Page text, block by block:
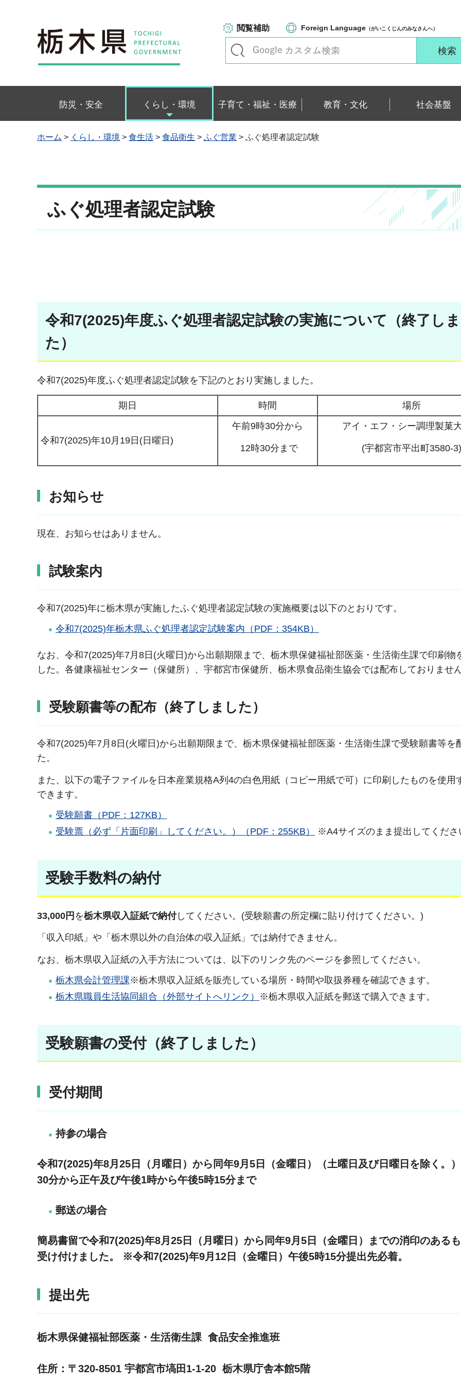
栃木県
閲覧補助 Foreign Language （がいこくじんのみなさんへ）
防災・安全 くらし・環境 子育て・福祉・医療 教育・文化 社会基盤
ホーム > くらし・環境 > 食生活 > 食品衛生 > ふぐ営業 > ふぐ処理者認定試験
ふぐ処理者認定試験
令和7(2025)年度ふぐ処理者認定試験の実施について（終了し
た）
令和7(2025)年度ふぐ処理者認定試験を下記のとおり実施しました。
期日 時間 場所
令和7(2025)年10月19日(日曜日)
午前9時30分から
12時30分まで
アイ・エフ・シー調理製菓
(宇都宮市平出町3580-3)
お知らせ
現在、お知らせはありません。
試験案内
令和7(2025)年に栃木県が実施したふぐ処理者認定試験の実施概要は以下のとおりです。
令和7(2025)年栃木県ふぐ処理者認定試験案内（PDF：354KB）
なお、令和7(2025)年7月8日(火曜日)から出願期限まで、栃木県保健福祉部医薬・生活衛生課で印刷物
した。各健康福祉センター（保健所）、宇都宮市保健所、栃木県食品衛生協会では配布しておりません
受験願書等の配布（終了しました）
令和7(2025)年7月8日(火曜日)から出願期限まで、栃木県保健福祉部医薬・生活衛生課で受験願書等を
た。
また、以下の電子ファイルを日本産業規格A列4の白色用紙（コピー用紙で可）に印刷したものを使用
できます。
受験願書（PDF：127KB）
受験票（必ず「片面印刷」してください。）（PDF：255KB）
※A4サイズのまま提出してくださ
受験手数料の納付
33,000円 を栃木県収入証紙で納付してください。(受験願書の所定欄に貼り付けてください。)
「収入印紙」や「栃木県以外の自治体の収入証紙」では納付できません。
なお、栃木県収入証紙の入手方法については、以下のリンク先のページを参照してください。
栃木県会計管理課※栃木県収入証紙を販売している場所・時間や取扱券種を確認できます。
栃木県職員生活協同組合（外部サイトへリンク） ※栃木県収入証紙を郵送で購入できます。
受験願書の受付（終了しました）
受付期間
持参の場合
令和7(2025)年8月25日（月曜日）から同年9月5日（金曜日）（土曜日及び日曜日を除く。
30分から正午及び午後1時から午後5時15分まで
郵送の場合
簡易書留で令和7(2025)年8月25日（月曜日）から同年9月5日（金曜日）までの消印のある
受け付けました。 ※令和7(2025)年9月12日（金曜日）午後5時15分提出先必着。
提出先
栃木県保健福祉部医薬・生活衛生課 食品安全推進班
住所：〒320-8501 宇都宮市塙田1-1-20 栃木県庁舎本館5階